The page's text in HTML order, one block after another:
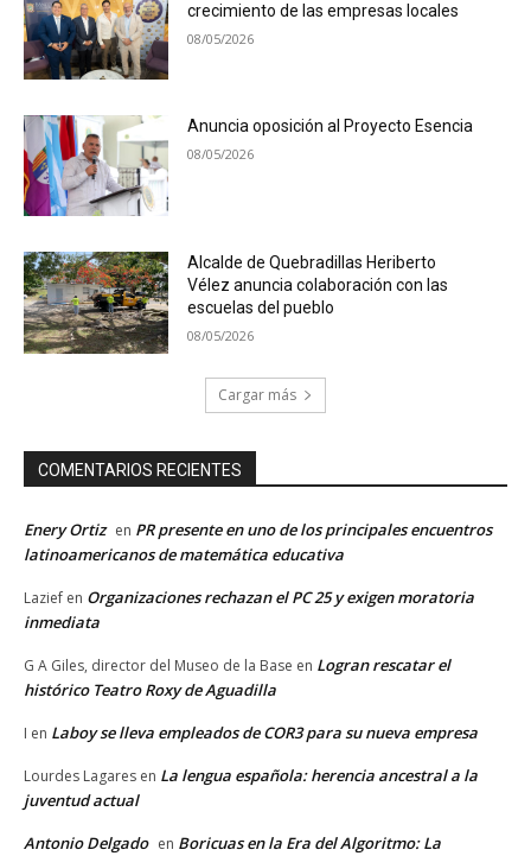
crecimiento de las empresas locales
08/05/2026
Anuncia oposición al Proyecto Esencia
08/05/2026
Alcalde de Quebradillas Heriberto
Vélez anuncia colaboración con las
escuelas del pueblo
08/05/2026
Cargar más
COMENTARIOS RECIENTES
Enery Ortiz en PR presente en uno de los principales encuentros
latinoamericanos de matemática educativa
Lazief en Organizaciones rechazan el PC 25 y exigen moratoria
inmediata
G A Giles, director del Museo de la Base en Logran rescatar el
histórico Teatro Roxy de Aguadilla
I en Laboy se lleva empleados de COR3 para su nueva empresa
Lourdes Lagares en La lengua española: herencia ancestral a la
juventud actual
Antonio Delgado en Boricuas en la Era del Algoritmo: La